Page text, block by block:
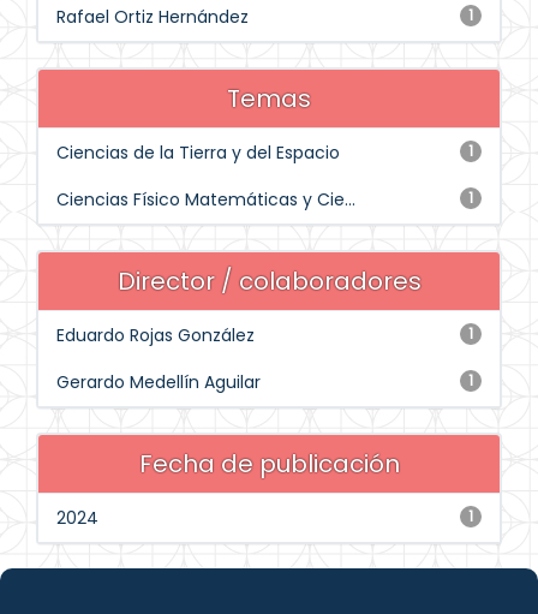
1
Rafael Ortiz Hernández
Temas
1
Ciencias de la Tierra y del Espacio
1
Ciencias Físico Matemáticas y Cie...
Director / colaboradores
1
Eduardo Rojas González
1
Gerardo Medellín Aguilar
Fecha de publicación
1
2024